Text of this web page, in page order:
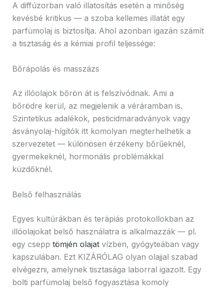
A diffúzorban való illatosítás esetén a minőség
kevésbé kritikus — a szoba kellemes illatát egy
parfümolaj is biztosítja. Ahol azonban igazán számít
a tisztaság és a kémiai profil teljessége:
Bőrápolás és masszázs
Az illóolajok bőrön át is felszívódnak. Ami a
bőrödre kerül, az megjelenik a véráramban is.
Szintetikus adalékok, pesticidmaradványok vagy
ásványolaj-hígítók itt komolyan megterhelhetik a
szervezetet — különösen érzékeny bőrűeknél,
gyermekeknél, hormonális problémákkal
küzdőknél.
Belső felhasználás
Egyes kultúrákban és terápiás protokollokban az
illóolajokat belső használatra is alkalmazzák — pl.
egy csepp tömjén olajatvízben, gyógyteában vagy
kapszulában. Ezt KIZÁRÓLAG olyan olajjal szabad
elvégezni, amelynek tisztasága laborral igazolt. Egy
bolti parfümolaj belső fogyasztása komoly